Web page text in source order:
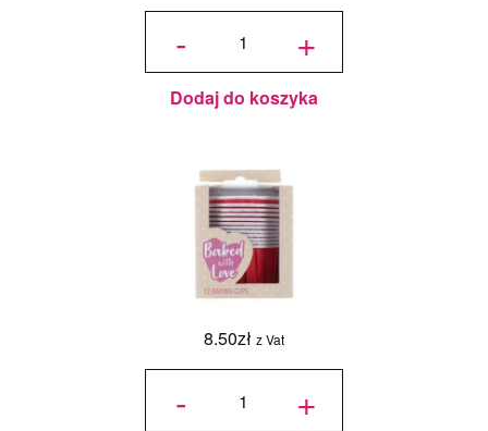
-
ilość
- 12 szt. -
Baked +
Dodaj do koszyka
8.50zł z Vat
-
ilość
- 12 szt. -
Baked
With Love +